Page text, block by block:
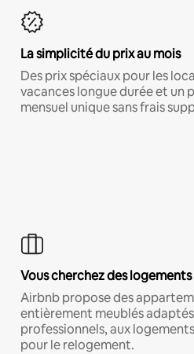
La simplicité du prix au mois
Des prix spéciaux pour les
vacances longue durée et un
mensuel unique sans frais
Vous cherchez des
Airbnb propose des
entièrement meublés
professionnels, aux
pour le relogement.